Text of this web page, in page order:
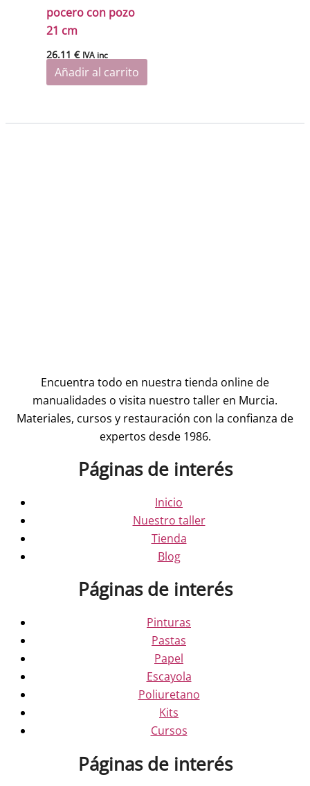
pocero con pozo
21 cm
26.11€ IVA inc
Añadir al carrito
Encuentra todo en nuestra tienda online de
manualidades o visita nuestro taller en Murcia.
Materiales, cursos y restauración con la confianza de
expertos desde 1986.
Páginas de interés
Inicio
Nuestro taller
Tienda
Blog
Páginas de interés
Pinturas
Pastas
Papel
Escayola
Poliuretano
Kits
Cursos
Páginas de interés